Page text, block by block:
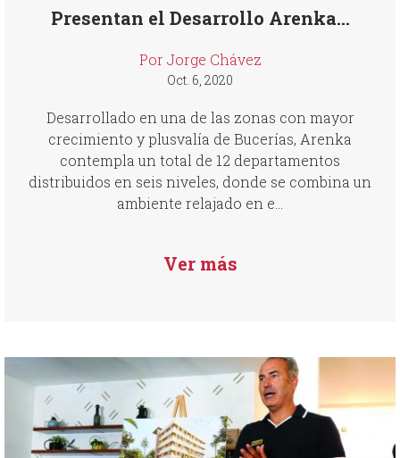
Presentan el Desarrollo Arenka...
Por Jorge Chávez
Oct. 6, 2020
Desarrollado en una de las zonas con mayor
crecimiento y plusvalía de Bucerías, Arenka
contempla un total de 12 departamentos
distribuidos en seis niveles, donde se combina un
ambiente relajado en e...
Ver más